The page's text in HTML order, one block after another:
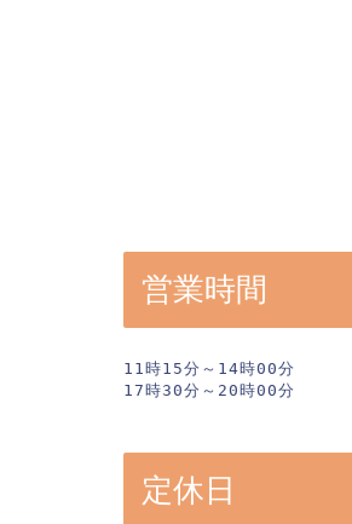
営業時間
11時15分～14時00分
17時30分～20時00分
定休日